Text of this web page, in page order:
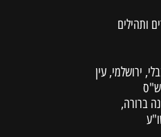
ותהילים
ירושלמי, עין
ברורה,